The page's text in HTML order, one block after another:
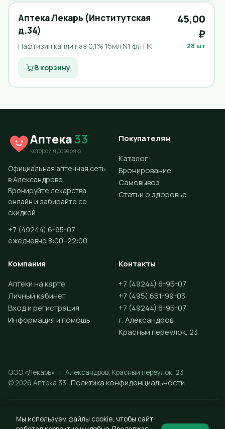
Аптека Лекарь (Институтская
д.34)
Нафтизин капли наз 0,1% 15мл N1 фл ПК
45,00
₽
28 шт
В корзину
Аптека33
которой я доверяю
Официальная аптечная сеть
в Александрове.
Бронируйте лекарства
онлайн и забирайте со
скидкой.
+7 (49244) 6-95-07 ·
ежедневно 8:00–22:00
Покупателям
Каталог
Бронирование
Самовывоз
Статьи о здоровье
Компания
Аптеки на карте
Личный кабинет
Вход и регистрация
Информация и помощь
Контакты
+7 (49244) 6-95-07
+7 (495) 651-99-03
+7 (49244) 6-95-07
г. Александров
Красный переулок, 23
ООО «Лекарь» · г. Александров, Красный переулок, 23
© 2026 Аптека 33 · Политика конфиденциальности
Мы используем файлы cookie, чтобы сайт